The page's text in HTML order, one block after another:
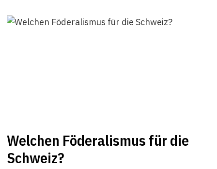
Welchen Föderalismus für die
Schweiz?